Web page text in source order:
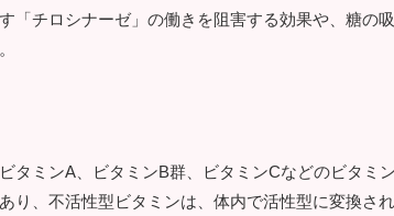
「チロシナーゼ」の働きを阻害する効果や、糖の
タミンA、ビタミンB群、ビタミンCなどのビタミ
り、不活性型ビタミンは、体内で活性型に変換さ